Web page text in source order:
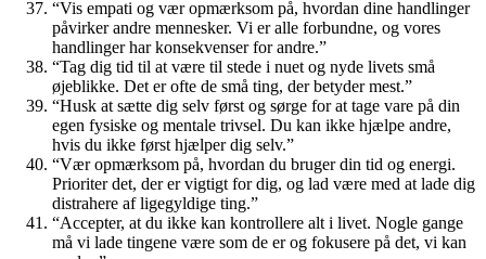
“Vis empati og vær opmærksom på, hvordan dine handlinger
påvirker andre mennesker. Vi er alle forbundne, og vores
handlinger har konsekvenser for andre.”
“Tag dig tid til at være til stede i nuet og nyde livets små
øjeblikke. Det er ofte de små ting, der betyder mest.”
“Husk at sætte dig selv først og sørge for at tage vare på din
egen fysiske og mentale trivsel. Du kan ikke hjælpe andre,
hvis du ikke først hjælper dig selv.”
“Vær opmærksom på, hvordan du bruger din tid og energi.
Prioriter det, der er vigtigt for dig, og lad være med at lade dig
distrahere af ligegyldige ting.”
“Accepter, at du ikke kan kontrollere alt i livet. Nogle gange
må vi lade tingene være som de er og fokusere på det, vi kan